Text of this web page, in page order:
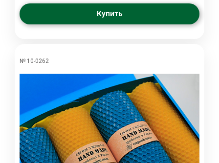
Купить
№ 10-0262